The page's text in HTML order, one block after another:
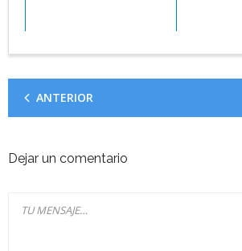
ANTERIOR
Dejar un comentario